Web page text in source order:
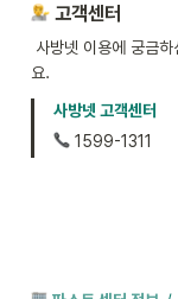
고객센터
요.
사방넷 고객센터
1599-1311